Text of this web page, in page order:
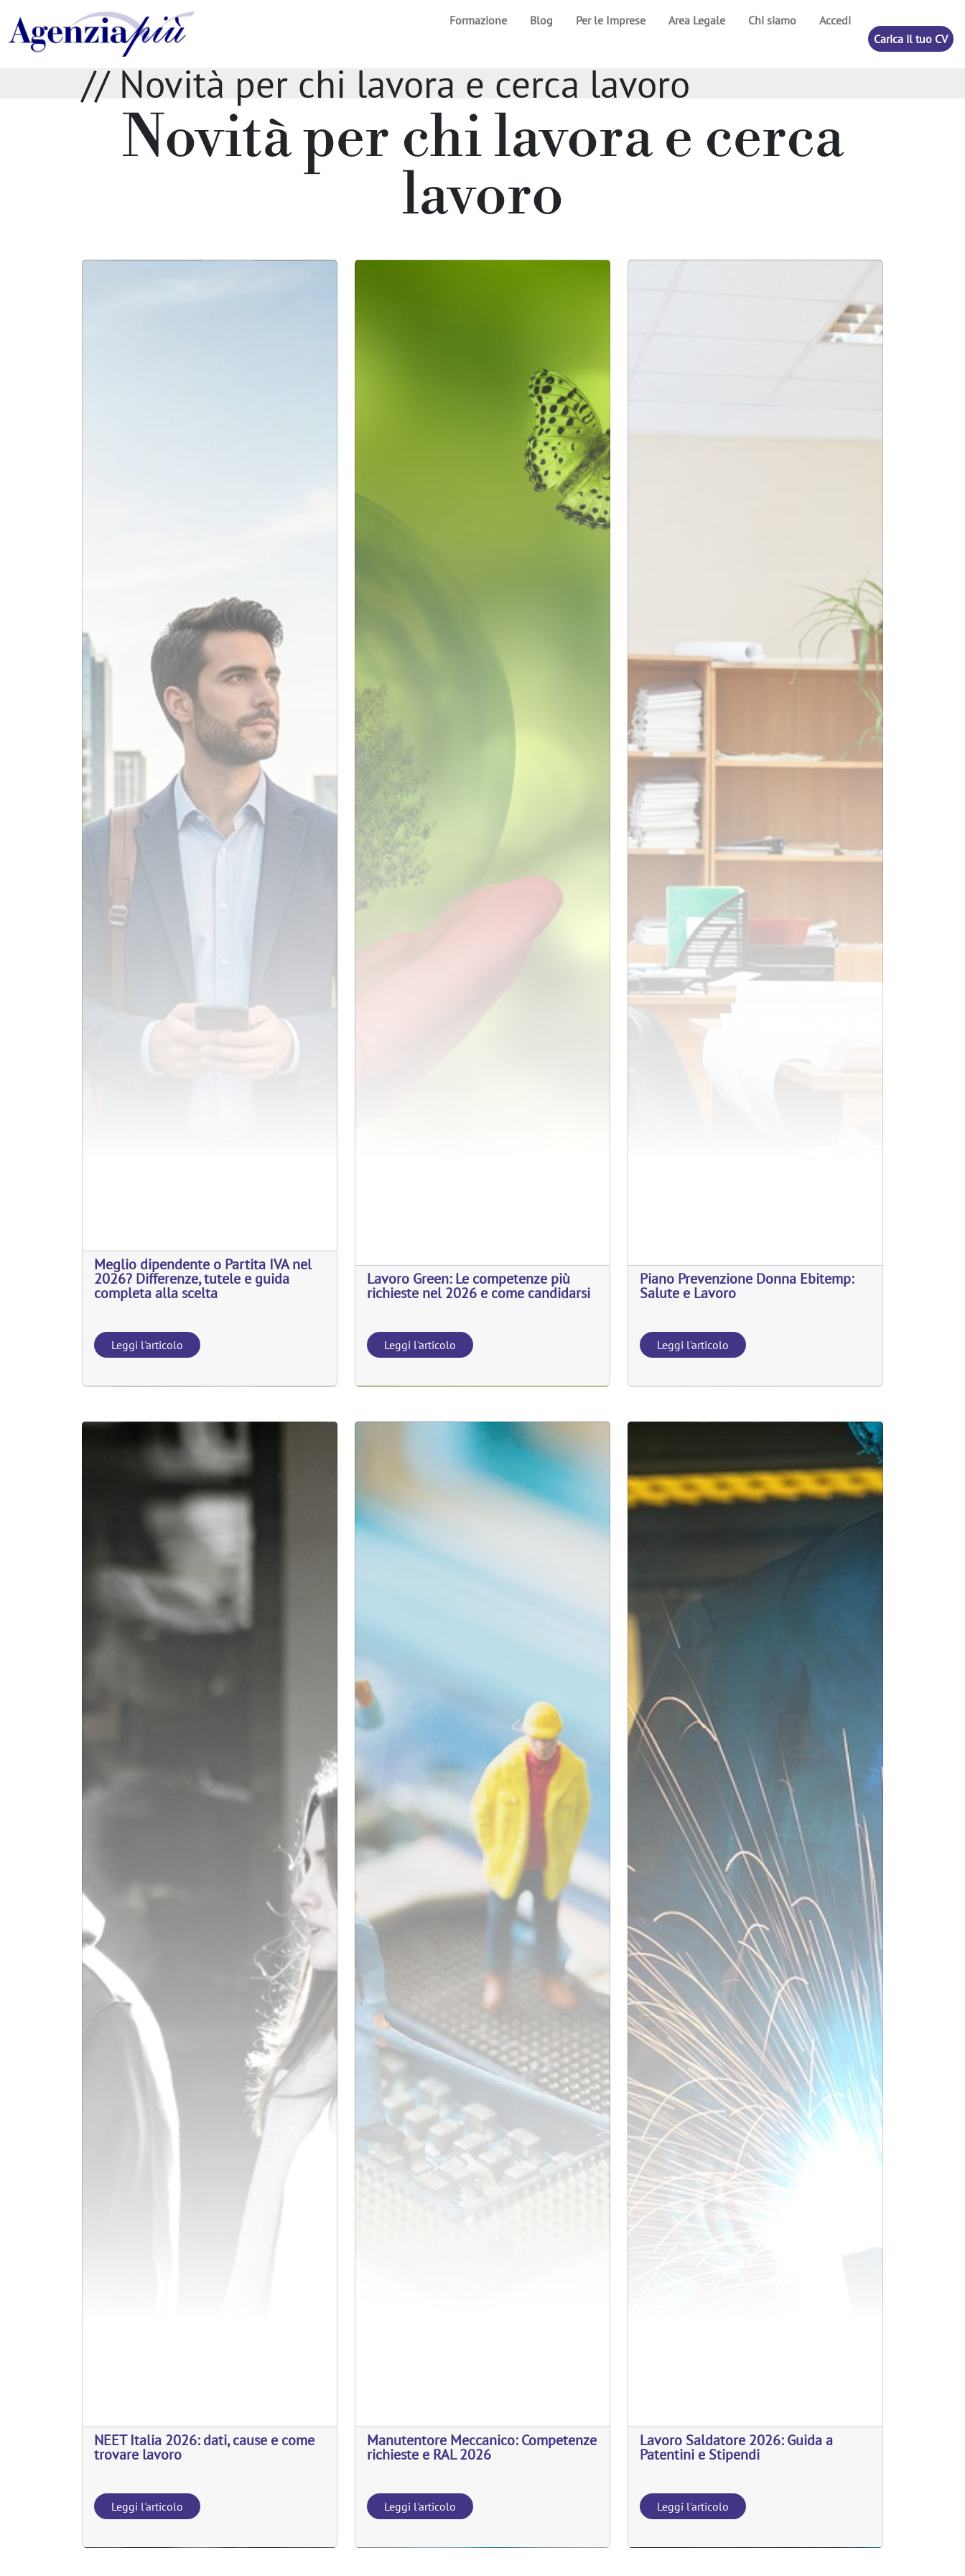
Formazione Blog Per le Imprese Area Legale Chi siamo
Accedi
Carica il tuo CV
// Novità per chi lavora e cerca lavoro
Novità per chi lavora e cerca
lavoro
Meglio dipendente o Partita IVA nel
2026? Differenze, tutele e guida
completa alla scelta
Leggi l'articolo
Lavoro Green: Le competenze più
richieste nel 2026 e come candidarsi
Leggi l'articolo
Piano Prevenzione Donna Ebitemp:
Salute e Lavoro
Leggi l'articolo
NEET Italia 2026: dati, cause e come
trovare lavoro
Leggi l'articolo
Manutentore Meccanico: Competenze
richieste e RAL 2026
Leggi l'articolo
Lavoro Saldatore 2026: Guida a
Patentini e Stipendi
Leggi l'articolo